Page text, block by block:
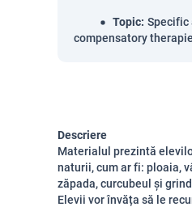
Topic: Specific
compensatory
Descriere
Materialul prezintă
naturii, cum ar fi: ploaia,
zăpada, curcubeul și
Elevii vor învăța să le